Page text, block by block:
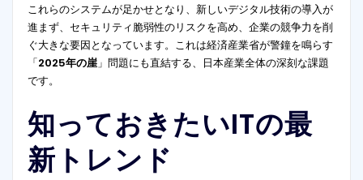
これらのシステムが足かせとなり、新しいデジタル技術の導入が
進まず、セキュリティ脆弱性のリスクを高め、企業の競争力を削
ぐ大きな要因となっています。これは経済産業省が警鐘を鳴らす
「2025年の崖」問題にも直結する、日本産業全体の深刻な課題
です。
知っておきたいITの最
新トレンド